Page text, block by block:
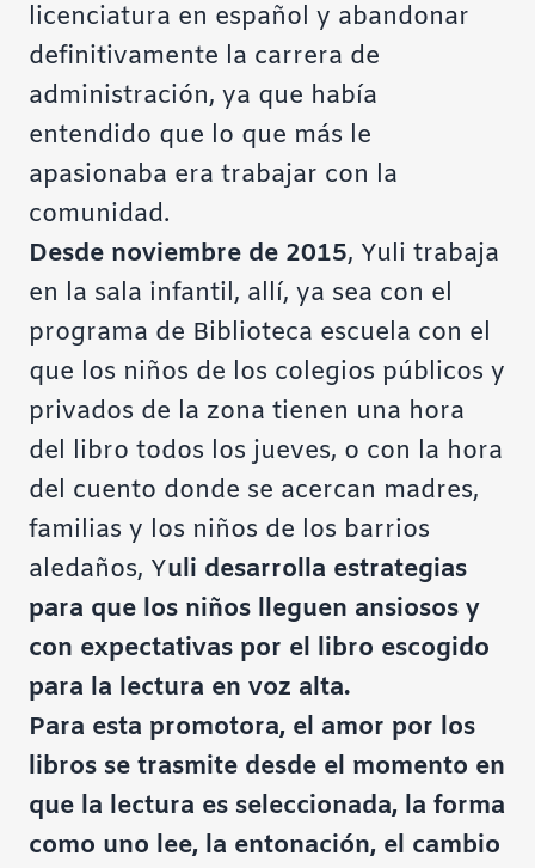
licenciatura en español y abandonar
definitivamente la carrera de
administración, ya que había
entendido que lo que más le
apasionaba era trabajar con la
comunidad.
Desde noviembre de 2015, Yuli trabaja
en la sala infantil, allí, ya sea con el
programa de Biblioteca escuela con el
que los niños de los colegios públicos y
privados de la zona tienen una hora
del libro todos los jueves, o con la hora
del cuento donde se acercan madres,
familias y los niños de los barrios
aledaños, Yuli desarrolla estrategias
para que los niños lleguen ansiosos y
con expectativas por el libro escogido
para la lectura en voz alta.
Para esta promotora, el amor por los
libros se trasmite desde el momento en
que la lectura es seleccionada, la forma
como uno lee, la entonación, el cambio